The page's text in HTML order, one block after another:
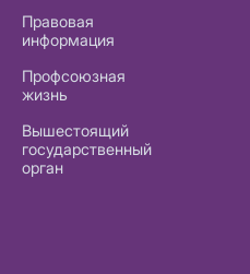
Правовая
информация
Профсоюзная
жизнь
Вышестоящий
государственный
орган